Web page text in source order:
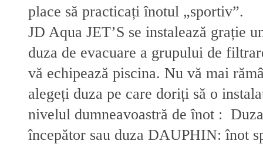
place să practicați înotul „sportiv”.
JD Aqua JET’S se instalează grație
duza de evacuare a grupului de
vă echipează piscina. Nu vă mai
alegeți duza pe care doriți să o
nivelul dumneavoastră de înot :
începător sau duza DAUPHIN: înot